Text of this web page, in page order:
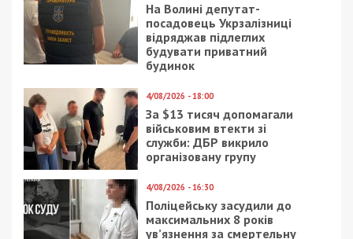
На Волині депутат-
посадовець Укрзалізниці
відряджав підлеглих
будувати приватний
будинок
4/08/2026 - 18:00
За $13 тисяч допомагали
військовим втекти зі
служби: ДБР викрило
організовану групу
4/08/2026 - 16:30
Поліцейську засудили до
максимальних 8 років
ув’язнення за смертельну